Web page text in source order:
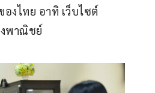
งไทย อาทิ เว็บไซต์
พาณิชย์